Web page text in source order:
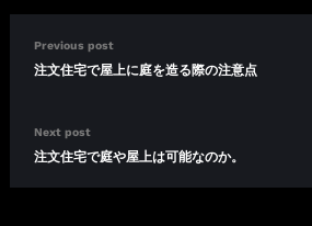
Previous post
注文住宅で屋上に庭を造る際の注意点
Next post
注文住宅で庭や屋上は可能なのか。